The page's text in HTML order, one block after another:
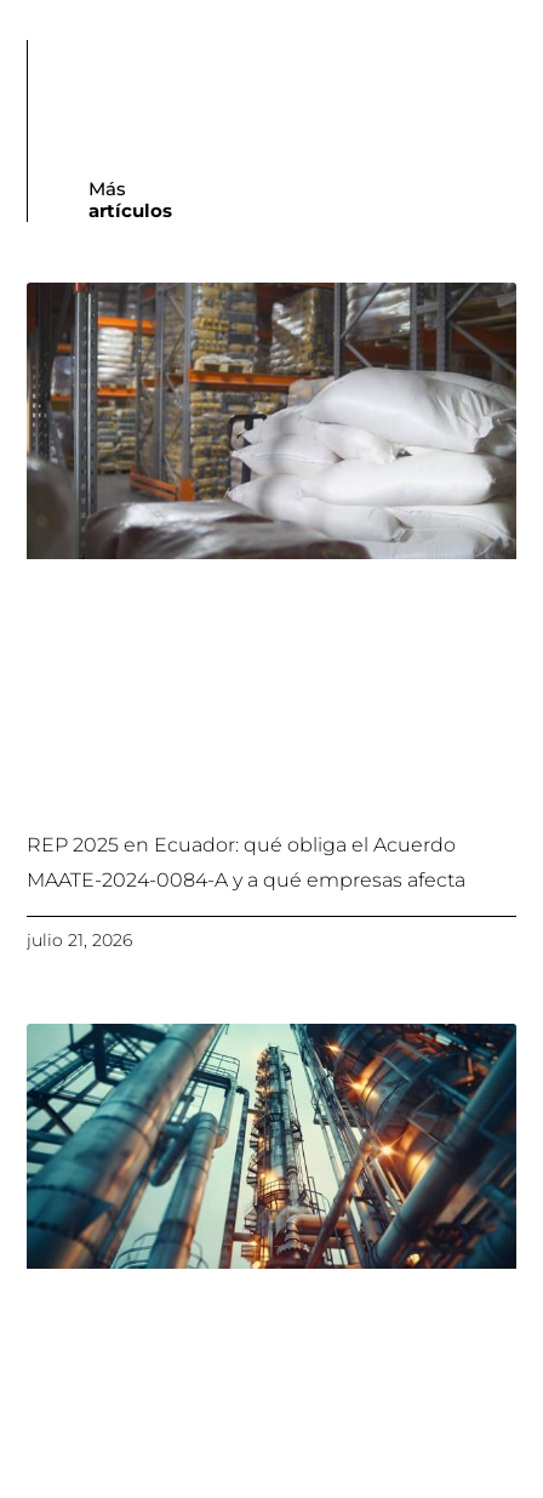
Más
artículos
REP 2025 en Ecuador: qué obliga el Acuerdo
MAATE-2024-0084-A y a qué empresas afecta
julio 21, 2026